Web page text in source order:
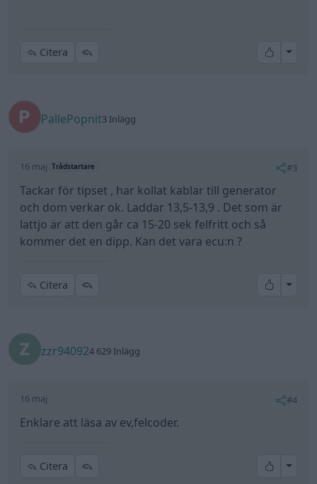
Citera All
PallePopnit3 Inlägg
16 maj Trådstartare #3
Tackar för tipset , har kollat kablar till generator
och dom verkar ok. Laddar 13,5-13,9 . Det som är
lattjo är att den går ca 15-20 sek felfritt och så
kommer det en dipp. Kan det vara ecu:n ?
Citera All
zzr940924 629 Inlägg
16 maj #4
Enklare att läsa av ev,felcoder.
Citera All